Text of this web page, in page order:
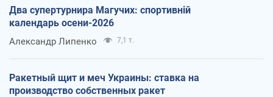
Два супертурнира Магучих: спортивній
календарь осени-2026
Александр Липенко 7,1 т.
Ракетный щит и меч Украины: ставка на
производство собственных ракет